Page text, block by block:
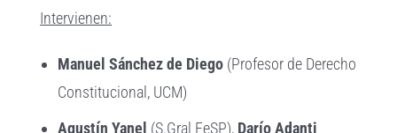
Intervienen:
Manuel Sánchez de Diego (Profesor de Derecho
Constitucional, UCM)
AgustínYanel (S.Gral FeSP), Darío Adanti